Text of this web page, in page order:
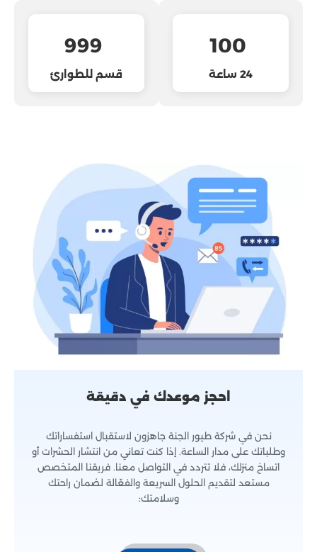
100
24 ساعة
999
قسم للطوارئ
احجز موعدك في دقيقة
نحن في شركة طيور الجنة جاهزون لاستقبال استفساراتك
وطلباتك على مدار الساعة. إذا كنت تعاني من انتشار الحشرات أو
اتساخ منزلك، فلا تتردد في التواصل معنا. فريقنا المتخصص
مستعد لتقديم الحلول السريعة والفعّالة لضمان راحتك
وسلامتك: